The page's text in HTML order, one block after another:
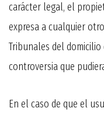
carácter legal, el
expresa a cualquier
Tribunales del
controversia que
En el caso de que el